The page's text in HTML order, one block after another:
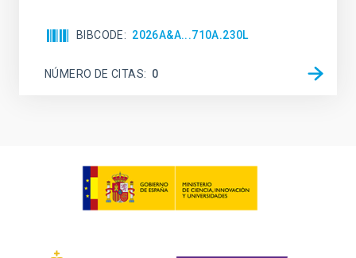
BIBCODE 2026A&A...710A.230L
NÚMERO DE CITAS 0